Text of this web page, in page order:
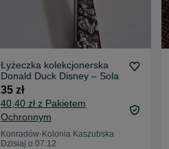
Łyżeczka kolekcjonerska
Donald Duck Disney – Sola
35 zł
40,40 zł z Pakietem
Ochronnym
Konradów-Kolonia Kaszubska
Dzisiaj o 07:12